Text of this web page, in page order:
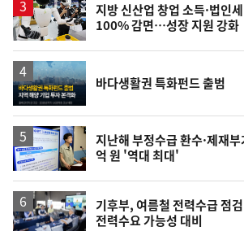
지방 신산업 창업 소득·법인
100% 감면…성장 지원 강화
바다생활권 특화펀드 출범
지난해 부정수급 환수·제재
억 원 '역대 최대'
기후부, 여름철 전력수급 점
전력수요 가능성 대비